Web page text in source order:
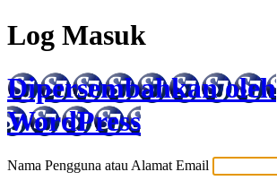
Log Masuk
Dipersembahkan oleh
WordPress
Nama Pengguna atau Alamat Email